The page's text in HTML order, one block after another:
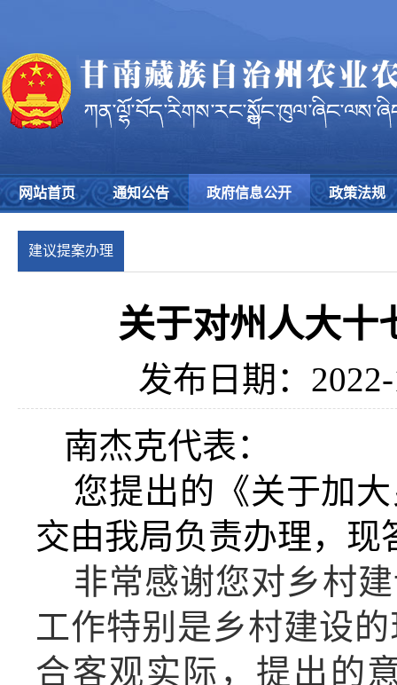
网站首页 通知公告 政府信息公开 政策法规
建议提案办理
关于对州人大十
发布日期：
南杰克代表：
您提出的《关于加
交由我局负责办理，现
非常感谢您对乡村
工作特别是乡村建设
合客观实际，提出的